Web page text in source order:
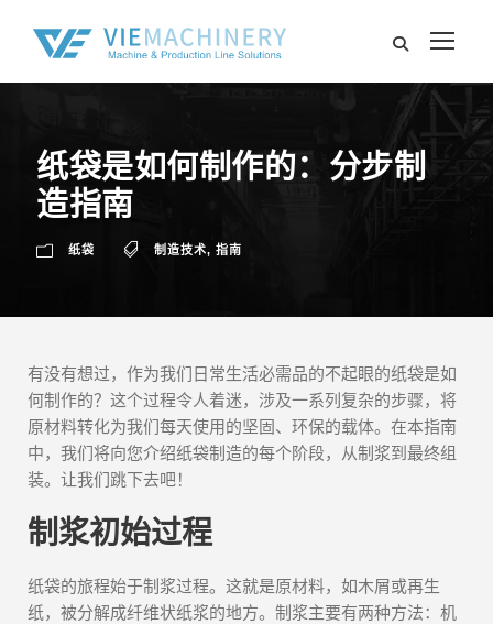
纸袋是如何制作的：分步制
造指南
纸袋 制造技术, 指南
有没有想过，作为我们日常生活必需品的不起眼的纸袋是如
何制作的？这个过程令人着迷，涉及一系列复杂的步骤，将
原材料转化为我们每天使用的坚固、环保的载体。在本指南
中，我们将向您介绍纸袋制造的每个阶段，从制浆到最终组
装。让我们跳下去吧！
制浆初始过程
纸袋的旅程始于制浆过程。这就是原材料，如木屑或再生
纸，被分解成纤维状纸浆的地方。制浆主要有两种方法：机